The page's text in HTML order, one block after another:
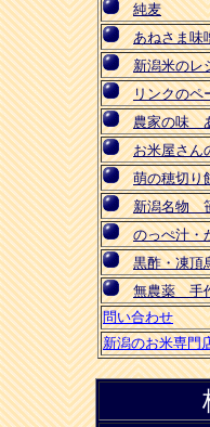
純麦
あねさま味
新潟米のレ
リンクのペ
農家の味
お米屋さん
萌の穂切り
新潟名物
のっぺ汁・
黒酢・凍頂
無農薬 手
問い合わせ
新潟のお米専